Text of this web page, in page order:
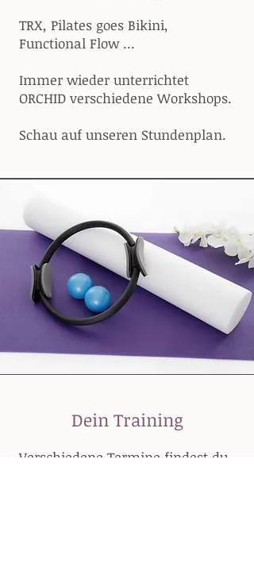
TRX, Pilates goes Bikini,
Functional Flow ...
Immer wieder unterrichtet
ORCHID verschiedene Workshops.
Schau auf unseren Stundenplan.
Dein Training
Verschiedene Termine findest du